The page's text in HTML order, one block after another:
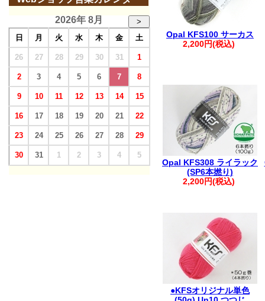
Opal KFS100 サーカス
2,200円(税込)
Opal KFS308 ライラック
(SP6本撚り)
2,200円(税込)
●KFSオリジナル単色
2026年 8月
>
日
月 火 水 木 金 土
26 27 28 29 30 31 1
2 3 4 5 6 7 8
9 10 11 12 13 14 15
16 17 18 19 20 21 22
23 24 25 26 27 28 29
30 31 1 2 3 4 5